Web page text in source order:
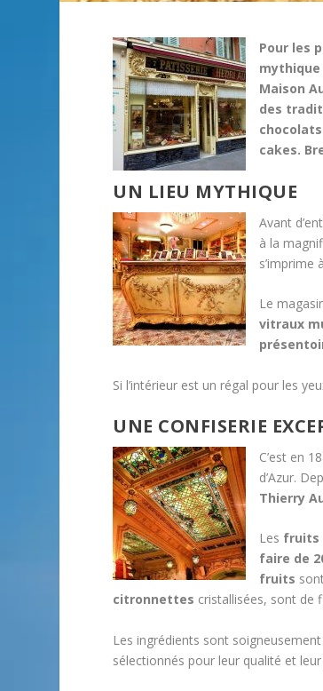
Pour les
mythique
Maison
des
cakes.
UN LIEU MYTHIQUE
Avant
à la
s’imprime
Le
vitraux
Si l’intérieur est un régal pour les
UNE CONFISERIE
C’est en
d’Azur.
Thierry
Les fruits
faire de
fruits
citronnettes cristallisées, sont de
Les ingrédients sont
sélectionnés pour leur qualité et